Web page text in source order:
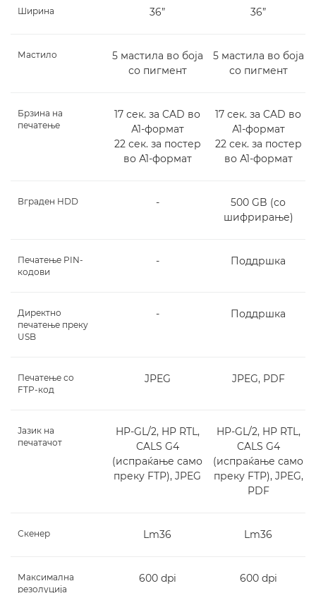
Ширина 36” 36”
Мастило
5 мастила во боја
со пигмент
5 мастила во боја
со пигмент
Брзина на
печатење
17 сек. за CAD во
А1-формат
22 сек. за постер
во А1-формат
17 сек. за CAD во
А1-формат
22 сек. за постер
во А1-формат
Вграден HDD -
500 GB (со
шифрирање)
Печатење PIN-
кодови
- Поддршка
Директно
печатење преку
USB
- Поддршка
Печатење со
FTP-код
JPEG JPEG, PDF
Јазик на
печатачот
HP-GL/2, HP RTL,
CALS G4
(испраќање само
преку FTP), JPEG
HP-GL/2, HP RTL,
CALS G4
(испраќање само
преку FTP), JPEG,
PDF
Скенер Lm36 Lm36
Максимална
резолуција
600 dpi 600 dpi